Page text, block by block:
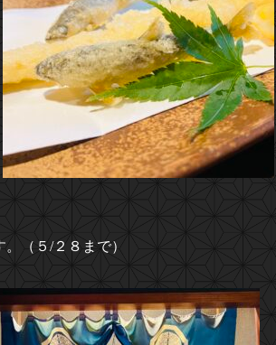
（５/２８まで）